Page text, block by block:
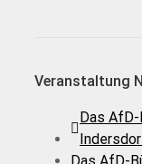
Veranstaltung
Das